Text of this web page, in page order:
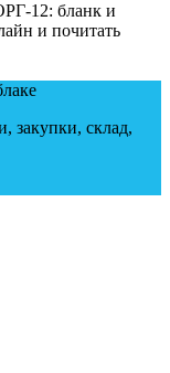
12: бланк и
и почитать
закупки, склад,